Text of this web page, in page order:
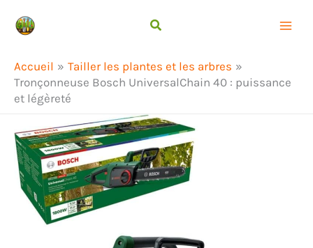
Accueil
Tailler les plantes et les arbres
Tronçonneuse Bosch UniversalChain 40 : puissance
et légèreté